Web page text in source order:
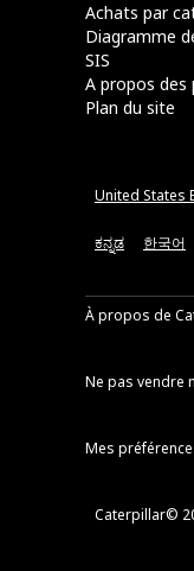
Achats par
Diagramme
SIS
A propos des
Plan du site
United States
ಕನ್ನಡ 한국어
À propos de
Ne pas vendre
Mes
Caterpillar©